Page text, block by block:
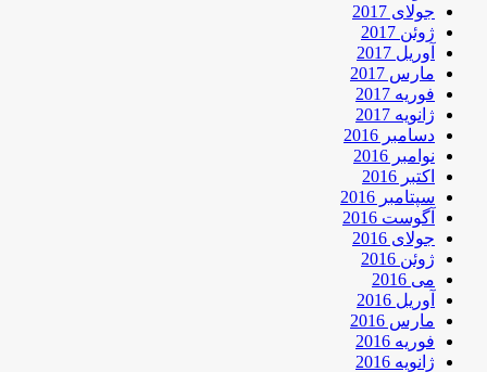
جولای 2017
ژوئن 2017
آوریل 2017
مارس 2017
فوریه 2017
ژانویه 2017
دسامبر 2016
نوامبر 2016
اکتبر 2016
سپتامبر 2016
آگوست 2016
جولای 2016
ژوئن 2016
می 2016
آوریل 2016
مارس 2016
فوریه 2016
ژانویه 2016